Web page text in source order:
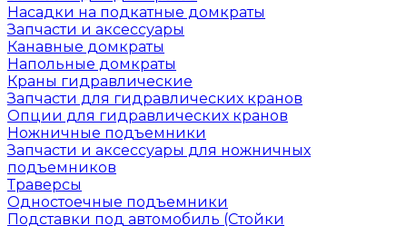
Насадки на подкатные домкраты
Запчасти и аксессуары
Канавные домкраты
Напольные домкраты
Краны гидравлические
Запчасти для гидравлических кранов
Опции для гидравлических кранов
Ножничные подъемники
Запчасти и аксессуары для ножничных
подъемников
Траверсы
Одностоечные подъемники
Подставки под автомобиль (Стойки